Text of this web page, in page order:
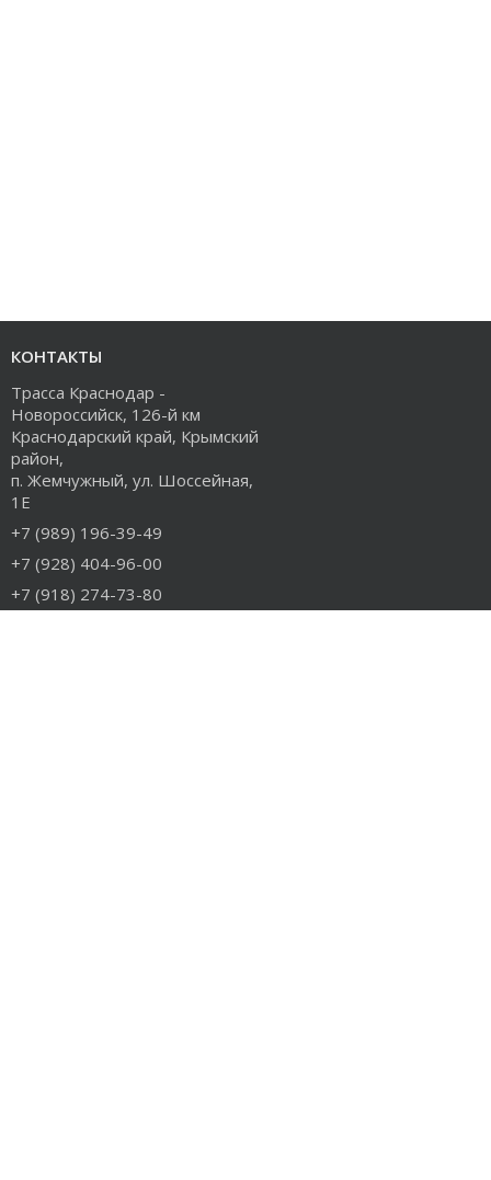
КОНТАКТЫ
Трасса Краснодар -
Новороссийск, 126-й км
Краснодарский край, Крымский
район,
п. Жемчужный, ул. Шоссейная,
1Е
+7 (989) 196-39-49
+7 (928) 404-96-00
+7 (918) 274-73-80